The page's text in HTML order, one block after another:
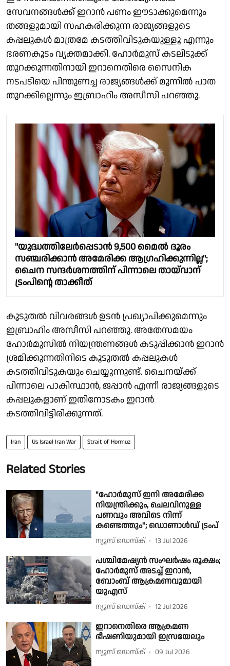
സേവനങ്ങൾക്ക് ഇറാൻ പണം ഈടാക്കുമെന്നും
തങ്ങളുമായി സഹകരിക്കുന്ന രാജ്യങ്ങളുടെ
കപ്പലുകൾ മാത്രമേ കടത്തിവിടുകയുള്ളൂ എന്നും
ഭരണകൂടം വ്യക്തമാക്കി. ഹോർമുസ് കടലിടുക്ക്
തുറക്കുന്നതിനായി ഇറാനെതിരെ സൈനിക
നടപടിയെ പിന്തുണച്ച രാജ്യങ്ങൾക്ക് മുന്നിൽ പാത
തുറക്കില്ലെന്നും ഇബ്രാഹിം അസീസി പറഞ്ഞു.
"യുദ്ധത്തിലേർപ്പെടാൻ 9,500 മൈൽ ദൂരം
സഞ്ചരിക്കാൻ അമേരിക്ക ആഗ്രഹിക്കുന്നില്ല";
ചൈന സന്ദർശനത്തിന് പിന്നാലെ തായ്‌വാന്
ട്രംപിൻ്റെ താക്കീത്
കൂടുതൽ വിവരങ്ങൾ ഉടൻ പ്രഖ്യാപിക്കുമെന്നും
ഇബ്രാഹിം അസീസി പറഞ്ഞു. അതേസമയം
ഹോർമുസിൽ നിയന്ത്രണങ്ങൾ കടുപ്പിക്കാൻ ഇറാൻ
ശ്രമിക്കുന്നതിനിടെ കൂടുതൽ കപ്പലുകൾ
കടത്തിവിടുകയും ചെയ്യുന്നുണ്ട്. ചൈനയ്ക്ക്
പിന്നാലെ പാകിസ്ഥാൻ, ജപ്പാൻ എന്നീ രാജ്യങ്ങളുടെ
കപ്പലുകളാണ് ഇതിനോടകം ഇറാൻ
കടത്തിവിട്ടിരിക്കുന്നത്.
Iran Us Israel Iran War Strait of Hormuz
Related Stories
"ഹോർമുസ് ഇനി അമേരിക്ക
നിയന്ത്രിക്കും, ചെലവിനുള്ള
പണവും അവിടെ നിന്ന്
കണ്ടെത്തും"; ഡൊണാൾഡ് ട്രംപ്
ന്യൂസ് ഡെസ്ക് 13 Jul 2026
പശ്ചിമേഷ്യൻ സംഘർഷം രൂക്ഷം;
ഹോർമുസ് അടച്ച് ഇറാൻ,
ബോംബ് ആക്രമണവുമായി
യുഎസ്
ന്യൂസ് ഡെസ്ക് 12 Jul 2026
ഇറാനെതിരെ ആക്രമണ
ഭീഷണിയുമായി ഇസ്രയേലും
ന്യൂസ് ഡെസ്ക് 09 Jul 2026